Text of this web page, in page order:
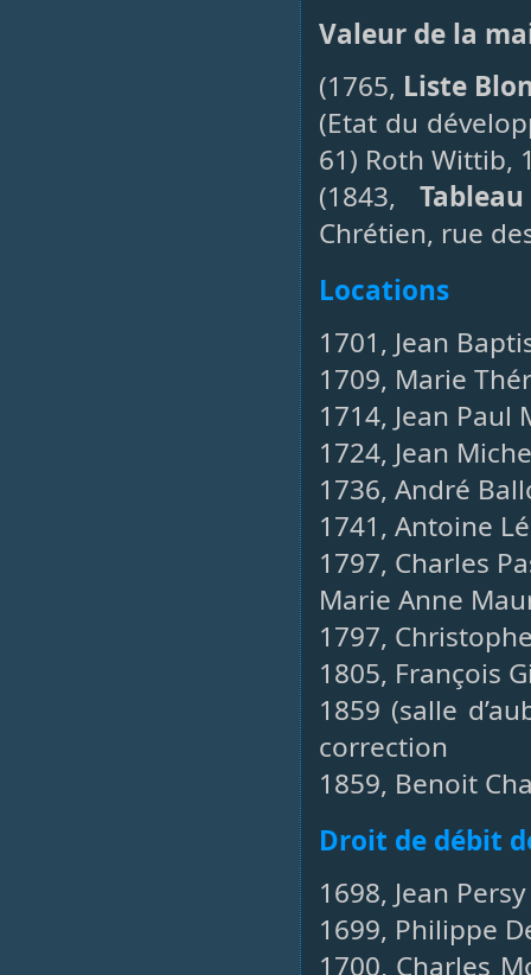
Valeur de la
(1765, Liste
(Etat du
61) Roth Wittib,
(1843,
Chrétien, rue
Locations
1701, Jean
1709, Marie
1714, Jean
1724, Jean
1736, André
1741, Antoine
1797, Charles
Marie Anne
1797,
1805, François
1859 (salle
correction
1859, Benoit
Droit de débit
1698, Jean Persy
1699, Philippe
1700, Charles